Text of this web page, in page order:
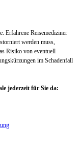
Erfahrene Reisemediziner
werden muss,
Risiko von eventuell
im Schadenfall
jederzeit für Sie da: